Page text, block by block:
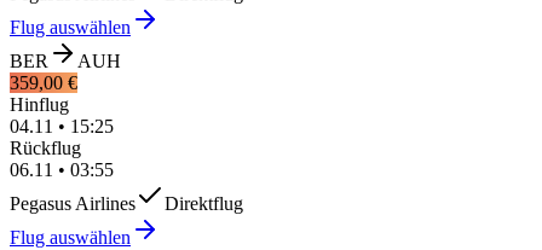
Flug auswählen
BER
AUH
359,00 €
Hinflug
04.11 • 15:25
Rückflug
06.11 • 03:55
Pegasus Airlines
Direktflug
Flug auswählen